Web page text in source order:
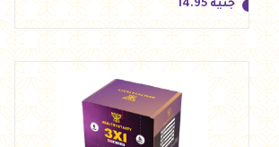
جنيه 14.95
جنيه 14.95